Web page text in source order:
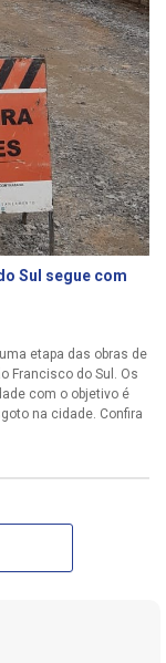
Sul segue com
etapa das obras de
Francisco do Sul. Os
com o objetivo é
na cidade. Confira